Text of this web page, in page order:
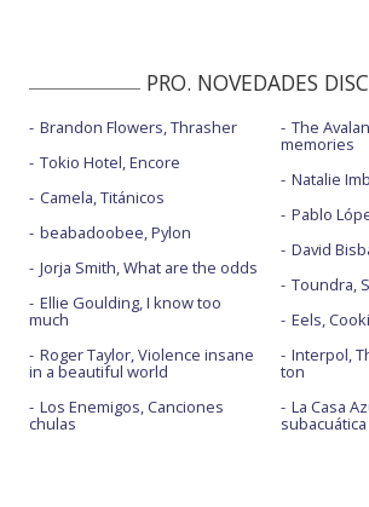
PRO. NOVEDADES
Brandon Flowers, Thrasher
Tokio Hotel, Encore
Camela, Titánicos
beabadoobee, Pylon
Jorja Smith, What are the odds
Ellie Goulding, I know too
much
Roger Taylor, Violence insane
in a beautiful world
Los Enemigos, Canciones
chulas
The
memories
Natalie
Pablo
David
Toundra,
Eels,
Interpol,
ton
La Casa
subacuática